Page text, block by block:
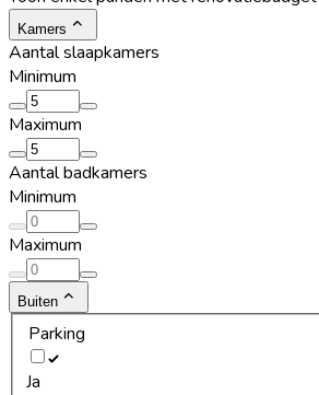
Kamers
Aantal slaapkamers
Minimum
Maximum
Aantal badkamers
Minimum
Maximum
Buiten
Parking
Ja